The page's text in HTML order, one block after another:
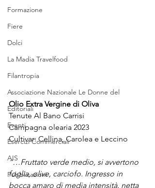
Formazione
Fiere
Dolci
La Madia Travelfood
Filantropia
Associazione Nazionale Le Donne del
Editoriali
Eventi
Esercizi Commerciali
AIS
Pubblicazioni
Olio Extra Vergine di Oliva
Tenute Al Bano Carrisi
Campagna olearia 2023
Cultivar: Cellina, Carolea e Leccino
“…Fruttato verde medio, si avvertono
foglia, olive, carciofo. Ingresso in
bocca amaro di media intensità, netta